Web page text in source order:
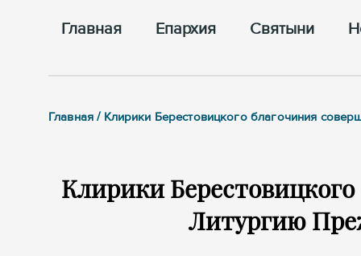
Главная Епархия Cвятыни
Главная / Клирики Берестовицкого благочиния
Клирики
Литургию